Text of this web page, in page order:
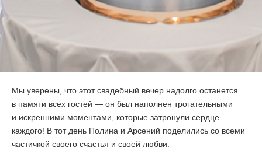
Мы уверены, что этот свадебный вечер надолго останется
в памяти всех гостей — он был наполнен трогательными
и искренними моментами, которые затронули сердце
каждого! В тот день Полина и Арсений поделились со всеми
частичкой своего счастья и своей любви.